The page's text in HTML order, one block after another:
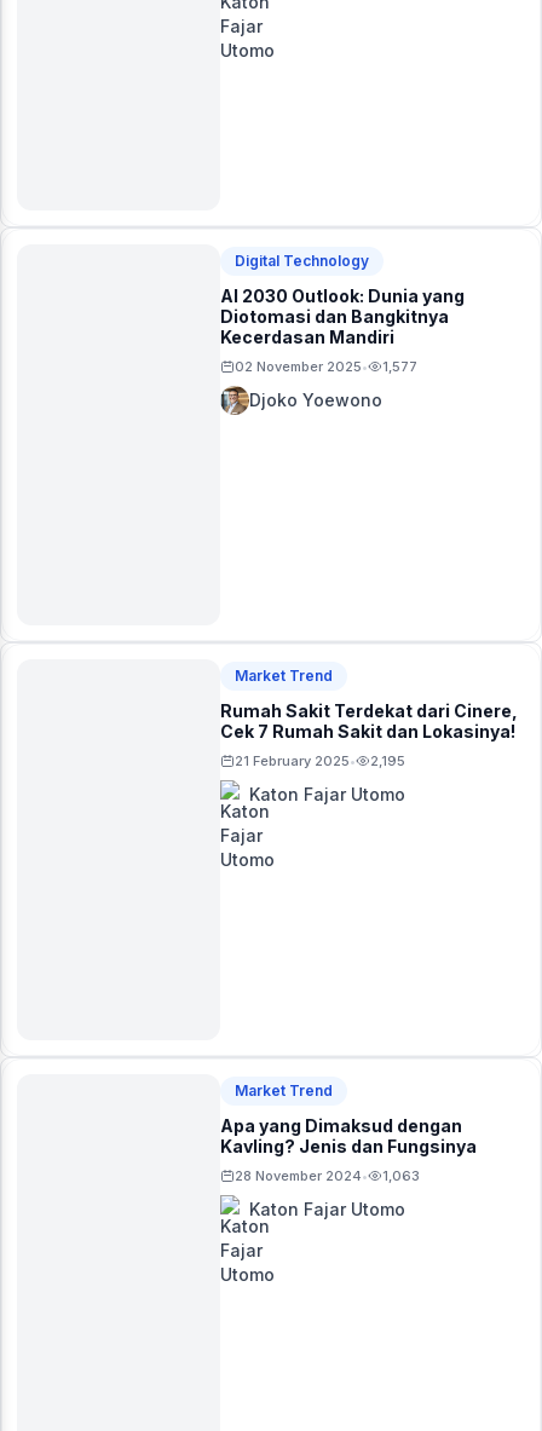
Digital Technology
AI 2030 Outlook: Dunia yang
Diotomasi dan Bangkitnya
Kecerdasan Mandiri
02 November 2025• 1,577
Djoko Yoewono
Market Trend
Rumah Sakit Terdekat dari Cinere,
Cek 7 Rumah Sakit dan Lokasinya!
21 February 2025• 2,195
Katon Fajar Utomo
Market Trend
Apa yang Dimaksud dengan
Kavling? Jenis dan Fungsinya
28 November 2024• 1,063
Katon Fajar Utomo